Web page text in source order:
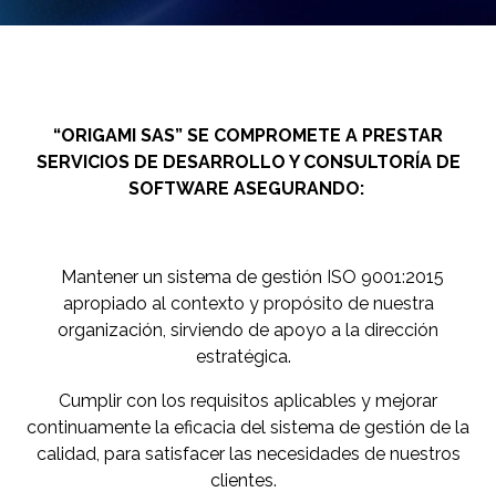
“ORIGAMI SAS” SE COMPROMETE A PRESTAR
SERVICIOS DE DESARROLLO Y CONSULTORÍA DE
SOFTWARE ASEGURANDO:
Mantener un sistema de gestión ISO 9001:2015
apropiado al contexto y propósito de nuestra
organización, sirviendo de apoyo a la dirección
estratégica.
Cumplir con los requisitos aplicables y mejorar
continuamente la eficacia del sistema de gestión de la
calidad, para satisfacer las necesidades de nuestros
clientes.